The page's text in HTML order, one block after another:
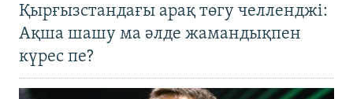
Қырғызстандағы арақ төгу челленджі:
Ақша шашу ма әлде жамандықпен
күрес пе?